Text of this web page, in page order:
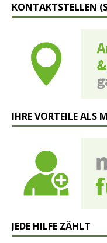
KONTAKTSTELLEN
IHRE VORTEILE ALS
JEDE HILFE ZÄHLT